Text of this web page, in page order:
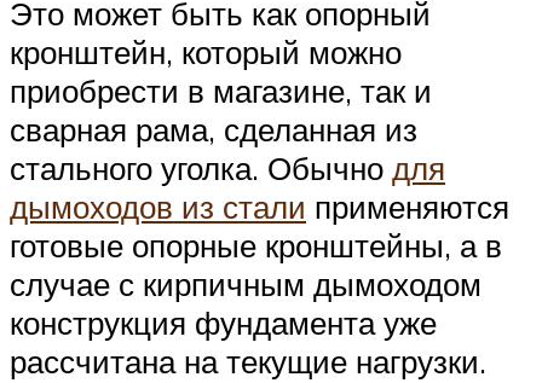
Это может быть как опорный
кронштейн, который можно
приобрести в магазине, так и
сварная рама, сделанная из
стального уголка. Обычно для
дымоходов из стали применяются
готовые опорные кронштейны, а в
случае с кирпичным дымоходом
конструкция фундамента уже
рассчитана на текущие нагрузки.